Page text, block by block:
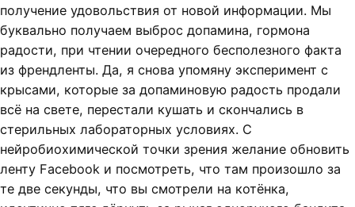
получение удовольствия от новой информации. Мы
буквально получаем выброс допамина, гормона
радости, при чтении очередного бесполезного факта
из френдленты. Да, я снова упомяну эксперимент с
крысами, которые за допаминовую радость продали
всё на свете, перестали кушать и скончались в
стерильных лабораторных условиях. С
нейробиохимической точки зрения желание обновить
ленту Facebook и посмотреть, что там произошло за
те две секунды, что вы смотрели на котёнка,